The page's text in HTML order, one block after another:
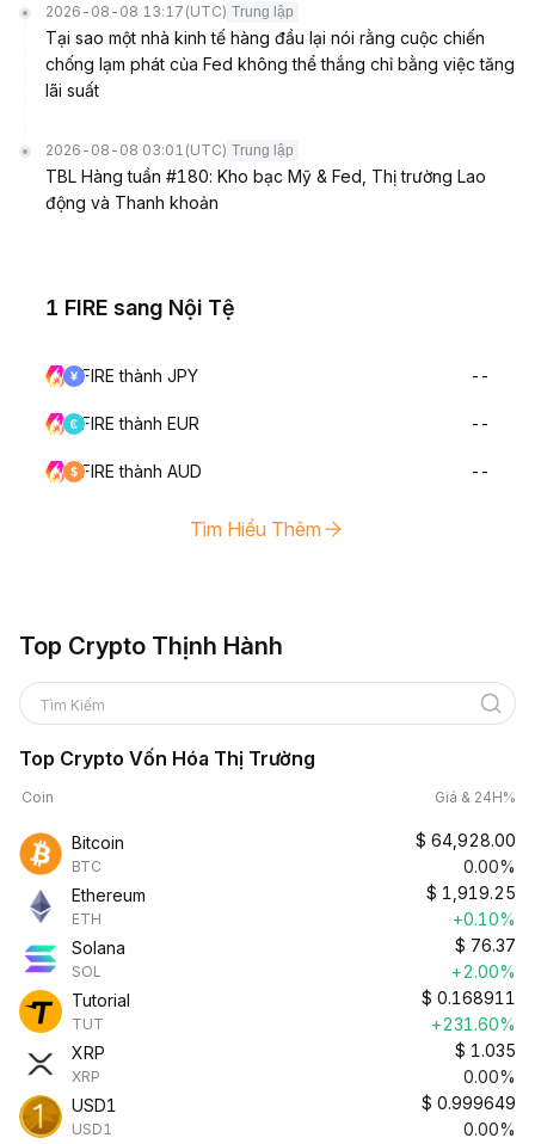
2026-08-08 13:17 (UTC) Trung lập
Tại sao một nhà kinh tế hàng đầu lại nói rằng cuộc chiến
chống lạm phát của Fed không thể thắng chỉ bằng việc tăng
lãi suất
2026-08-08 03:01 (UTC) Trung lập
TBL Hàng tuần #180: Kho bạc Mỹ & Fed, Thị trường Lao
động và Thanh khoản
1 FIRE sang Nội Tệ
FIRE thành JPY --
FIRE thành EUR --
FIRE thành AUD --
Tìm Hiểu Thêm
Top Crypto Thịnh Hành
Tìm Kiếm
Top Crypto Vốn Hóa Thị Trường
Coin Giá & 24H%
Bitcoin
BTC
$ 64,928.00
0.00%
Ethereum
ETH
$ 1,919.25
+0.10%
Solana
SOL
$ 76.37
+2.00%
Tutorial
TUT
$ 0.168911
+231.60%
XRP
XRP
$ 1.035
0.00%
USD1
USD1
$ 0.999649
0.00%